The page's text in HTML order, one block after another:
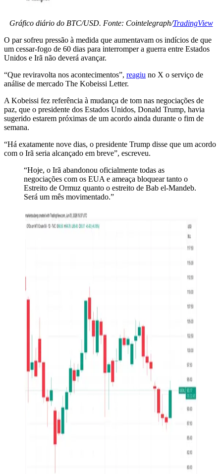
Gráfico diário do BTC/USD. Fonte: Cointelegraph/TradingView
O par sofreu pressão à medida que aumentavam os indícios de que
um cessar-fogo de 60 dias para interromper a guerra entre Estados
Unidos e Irã não deverá avançar.
“Que reviravolta nos acontecimentos”, reagiu no X o serviço de
análise de mercado The Kobeissi Letter.
A Kobeissi fez referência à mudança de tom nas negociações de
paz, que o presidente dos Estados Unidos, Donald Trump, havia
sugerido estarem próximas de um acordo ainda durante o fim de
semana.
“Há exatamente nove dias, o presidente Trump disse que um acordo
com o Irã seria alcançado em breve”, escreveu.
“Hoje, o Irã abandonou oficialmente todas as
negociações com os EUA e ameaça bloquear tanto o
Estreito de Ormuz quanto o estreito de Bab el-Mandeb.
Será um mês movimentado.”